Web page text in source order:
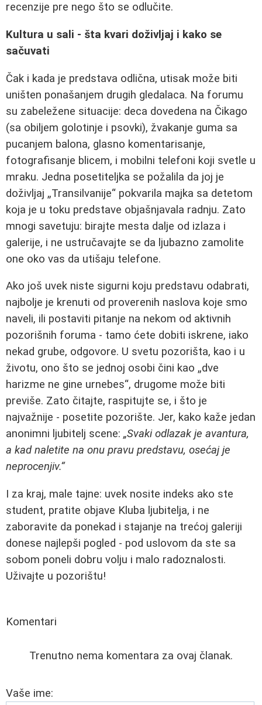
recenzije pre nego što se odlučite.
Kultura u sali - šta kvari doživljaj i kako se
sačuvati
Čak i kada je predstava odlična, utisak može biti
uništen ponašanjem drugih gledalaca. Na forumu
su zabeležene situacije: deca dovedena na Čikago
(sa obiljem golotinje i psovki), žvakanje guma sa
pucanjem balona, glasno komentarisanje,
fotografisanje blicem, i mobilni telefoni koji svetle u
mraku. Jedna posetiteljka se požalila da joj je
doživljaj „Transilvanije“ pokvarila majka sa detetom
koja je u toku predstave objašnjavala radnju. Zato
mnogi savetuju: birajte mesta dalje od izlaza i
galerije, i ne ustručavajte se da ljubazno zamolite
one oko vas da utišaju telefone.
Ako još uvek niste sigurni koju predstavu odabrati,
najbolje je krenuti od proverenih naslova koje smo
naveli, ili postaviti pitanje na nekom od aktivnih
pozorišnih foruma - tamo ćete dobiti iskrene, iako
nekad grube, odgovore. U svetu pozorišta, kao i u
životu, ono što se jednoj osobi čini kao „dve
harizme ne gine urnebes“, drugome može biti
previše. Zato čitajte, raspitujte se, i što je
najvažnije - posetite pozorište. Jer, kako kaže jedan
anonimni ljubitelj scene: „Svaki odlazak je avantura,
a kad naletite na onu pravu predstavu, osećaj je
neprocenjiv.“
I za kraj, male tajne: uvek nosite indeks ako ste
student, pratite objave Kluba ljubitelja, i ne
zaboravite da ponekad i stajanje na trećoj galeriji
donese najlepši pogled - pod uslovom da ste sa
sobom poneli dobru volju i malo radoznalosti.
Uživajte u pozorištu!
Komentari
Trenutno nema komentara za ovaj članak.
Vaše ime: